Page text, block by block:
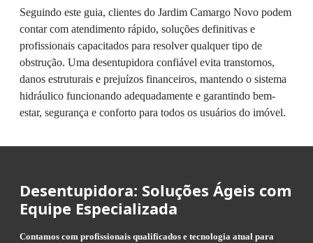
Seguindo este guia, clientes do Jardim Camargo Novo podem
contar com atendimento rápido, soluções definitivas e
profissionais capacitados para resolver qualquer tipo de
obstrução. Uma desentupidora confiável evita transtornos,
danos estruturais e prejuízos financeiros, mantendo o sistema
hidráulico funcionando adequadamente e garantindo bem-
estar, segurança e conforto para todos os usuários do imóvel.
Desentupidora: Soluções Ágeis com
Equipe Especializada
Contamos com profissionais qualificados e tecnologia atual para